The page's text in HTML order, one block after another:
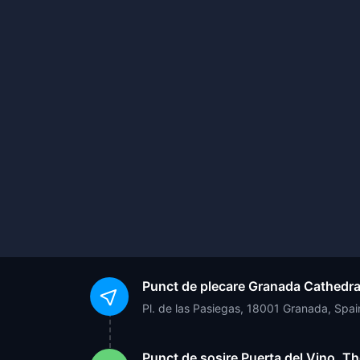
Punct de plecare Granada
Pl. de las Pasiegas, 18001 Granada,